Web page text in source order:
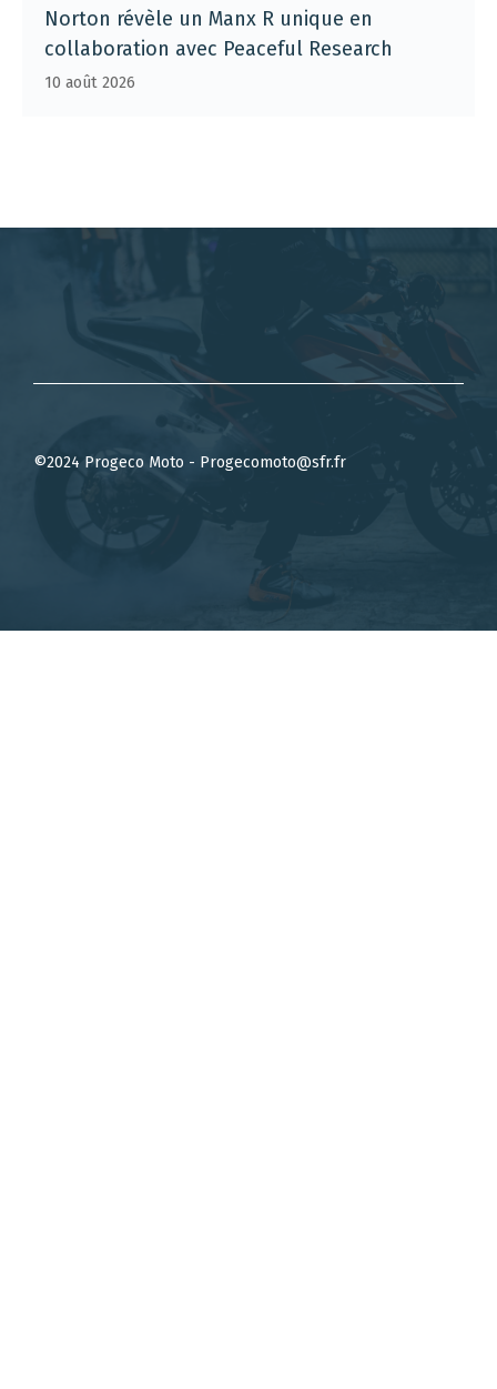
Norton révèle un Manx R unique en
collaboration avec Peaceful Research
10 août 2026
©2024 Progeco Moto - Progecomoto@sfr.fr